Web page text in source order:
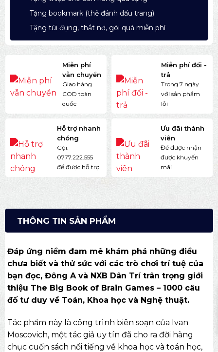
Tặng bookmark (thẻ đánh dấu trang)
Tặng túi đựng, thắt nơ, gói quà miễn phí
Miễn phí
vẫn chuyển
Giao hàng
COD toàn
quốc
Miễn phí đổi -
trả
Trong 7 ngày
với sản phẩm
lỗi
Hỗ trợ nhanh
chóng
Gọi:
0777.222.555
để được hỗ trợ
Ưu đãi thành
viên
Để được nhận
được khuyến
mãi
THÔNG TIN SẢN PHẨM
Đáp ứng niềm đam mê khám phá những điều
chưa biết và thử sức với các trò chơi trí tuệ của
bạn đọc, Đông A và NXB Dân Trí trân trọng giới
thiệu The Big Book of Brain Games – 1000 câu
đố tư duy về Toán, Khoa học và Nghệ thuật.
Tác phẩm này là công trình biên soạn của Ivan
Moscovich, một tác giả uy tín đã cho ra đời hàng
chục cuốn sách nổi tiếng về khoa học và toán học,